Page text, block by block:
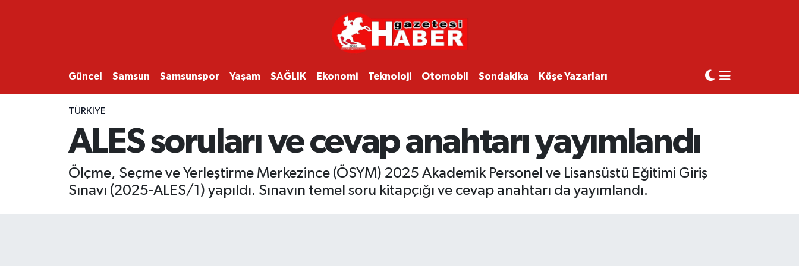
Güncel Samsun Samsunspor Yaşam SAĞLIK Ekonomi Teknoloji Otomobil Sondakika Köşe Yazarları
TÜRKİYE
ALES soruları ve cevap anahtarı yayımlandı
Ölçme, Seçme ve Yerleştirme Merkezince (ÖSYM) 2025 Akademik Personel ve Lisansüstü Eğitimi Giriş
Sınavı (2025-ALES/1) yapıldı. Sınavın temel soru kitapçığı ve cevap anahtarı da yayımlandı.
SAMSUN
SAMSUNSPOR
EKONOMİ